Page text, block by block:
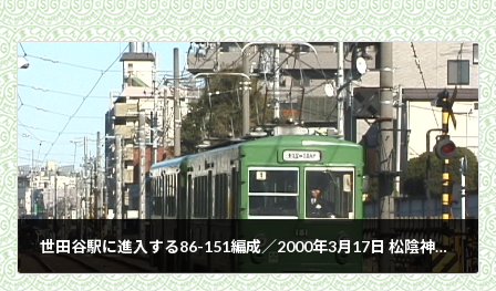
世田谷駅に進入する86-151編成／2000年3月17日 松陰神社前〜世田谷間
2000年3月17日